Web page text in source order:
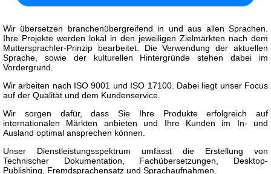
Wir übersetzen branchenübergreifend in und aus allen Sprachen.
Ihre Projekte werden lokal in den jeweiligen Zielmärkten nach dem
Muttersprachler-Prinzip bearbeitet. Die Verwendung der aktuellen
Sprache, sowie der kulturellen Hintergründe stehen dabei im
Vordergrund.
Wir arbeiten nach ISO 9001 und ISO 17100. Dabei liegt unser Focus
auf der Qualität und dem Kundenservice.
Wir sorgen dafür, dass Sie Ihre Produkte erfolgreich auf
internationalen Märkten anbieten und Ihre Kunden im In- und
Ausland optimal ansprechen können.
Unser Dienstleistungsspektrum umfasst die Erstellung von
Technischer Dokumentation, Fachübersetzungen, Desktop-
Publishing, Fremdsprachensatz und Sprachaufnahmen.